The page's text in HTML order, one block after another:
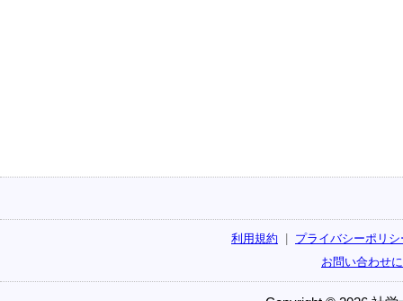
利用規約
プライバシーポリシ
お問い合わせ